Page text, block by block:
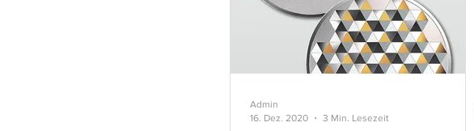
Admin
16. Dez. 2020
3 Min. Lesezeit